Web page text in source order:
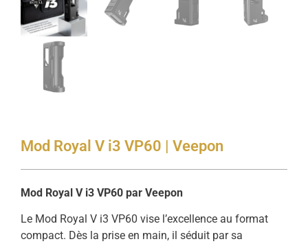
Mod Royal V i3 VP60 | Veepon
Mod Royal V i3 VP60 par Veepon
Le Mod Royal V i3 VP60 vise l’excellence au format
compact. Dès la prise en main, il séduit par sa